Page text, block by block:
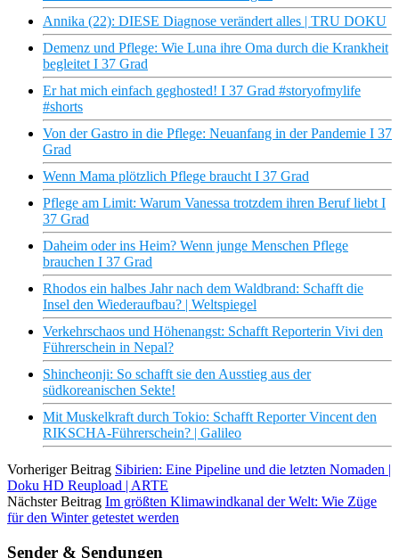
Annika (22): DIESE Diagnose verändert alles | TRU DOKU
Demenz und Pflege: Wie Luna ihre Oma durch die Krankheit
begleitet I 37 Grad
Er hat mich einfach geghosted! I 37 Grad #storyofmylife
#shorts
Von der Gastro in die Pflege: Neuanfang in der Pandemie I 37
Grad
Wenn Mama plötzlich Pflege braucht I 37 Grad
Pflege am Limit: Warum Vanessa trotzdem ihren Beruf liebt I
37 Grad
Daheim oder ins Heim? Wenn junge Menschen Pflege
brauchen I 37 Grad
Rhodos ein halbes Jahr nach dem Waldbrand: Schafft die
Insel den Wiederaufbau? | Weltspiegel
Verkehrschaos und Höhenangst: Schafft Reporterin Vivi den
Führerschein in Nepal?
Shincheonji: So schafft sie den Ausstieg aus der
südkoreanischen Sekte!
Mit Muskelkraft durch Tokio: Schafft Reporter Vincent den
RIKSCHA-Führerschein? | Galileo
Vorheriger Beitrag Sibirien: Eine Pipeline und die letzten Nomaden |
Doku HD Reupload | ARTE
Nächster Beitrag Im größten Klimawindkanal der Welt: Wie Züge
für den Winter getestet werden
Sender & Sendungen